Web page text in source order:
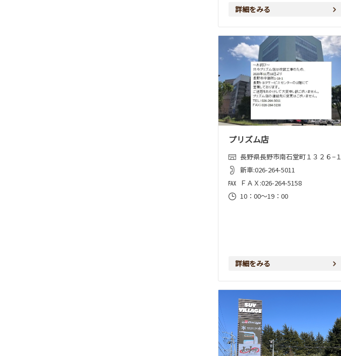
詳細をみる
プリズム店
長野県長野市南石堂町１３２６−１
新車:026-264-5011
ＦＡＸ:026-264-5158
10：00～19：00
詳細をみる